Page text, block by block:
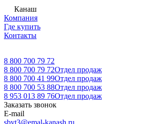
Канаш
Компания
Где купить
Контакты
8 800 700 79 72
8 800 700 79 72Отдел продаж
8 800 700 41 99Отдел продаж
8 800 700 53 88Отдел продаж
8 953 013 89 76Отдел продаж
Заказать звонок
E-mail
sbyt3@emal-kanash.ru